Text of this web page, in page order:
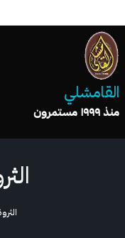
القامشلي
منذ ١٩٩٩ مستمرون